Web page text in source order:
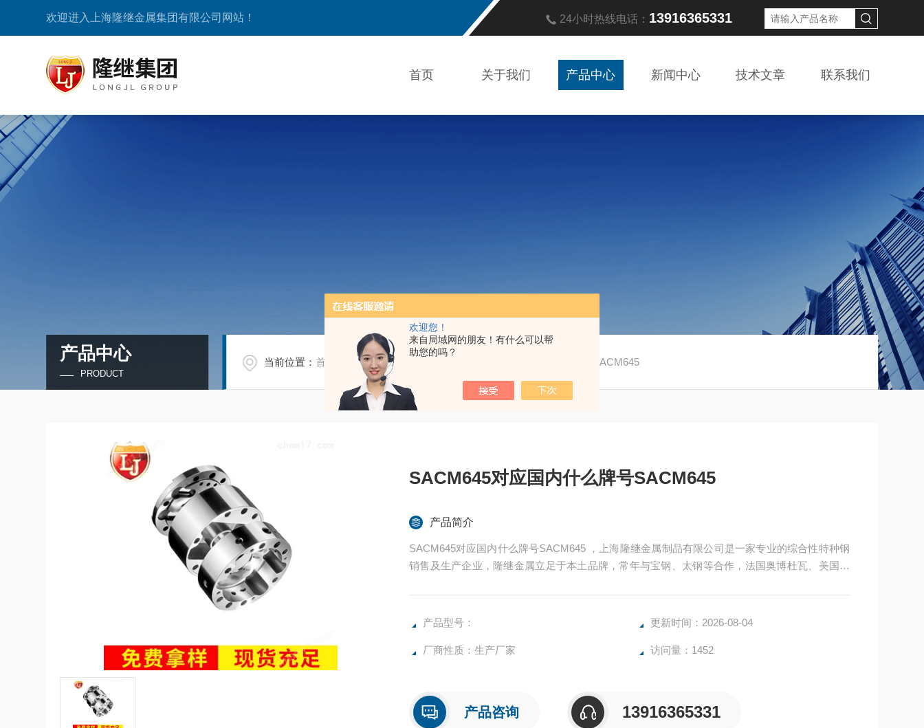
欢迎您！
来自局域网的朋友！有什么可以帮
助您的吗？
欢迎进入上海隆继金属集团有限公司网站！ 24小时热线电话： 13916365331
首页 关于我们 产品中心 新闻中心 技术文章 联系我们
产品中心
PRODUCT
当前位置：首页 产品中心/ / / SACM645对应国内什么牌号SACM645
SACM645对应国内什么牌号SACM645
产品简介
SACM645对应国内什么牌号SACM645 ，上海隆继金属制品有限公司是一家专业的综合性特种钢
销售及生产企业，隆继金属立足于本土品牌，常年与宝钢、太钢等合作，法国奥博杜瓦、美国熔
产品型号： 更新时间：2026-08-04
厂商性质：生产厂家 访问量：1452
产品咨询 13916365331